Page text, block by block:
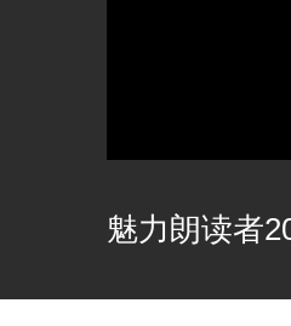
魅力朗读者